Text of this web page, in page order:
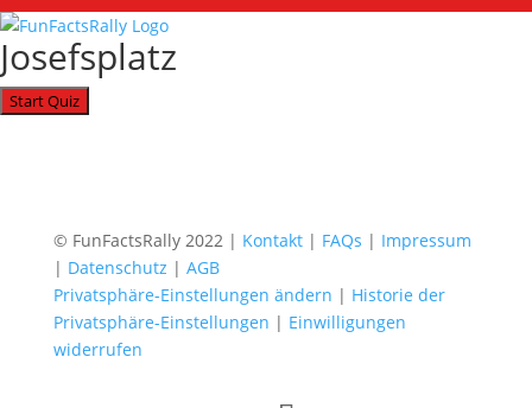
Josefsplatz
© FunFactsRally 2022 | Kontakt | FAQs | Impressum
| Datenschutz | AGB
Privatsphäre-Einstellungen ändern | Historie der
Privatsphäre-Einstellungen | Einwilligungen
widerrufen